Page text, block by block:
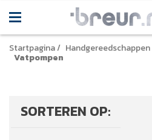
Startpagina/ Handgereedschappen
Vatpompen
SORTEREN OP: